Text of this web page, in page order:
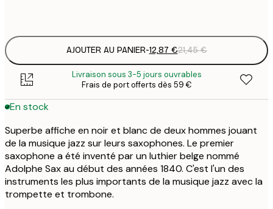
AJOUTER AU PANIER-12,87 €21,45 €
Livraison sous 3-5 jours ouvrables
Frais de port offerts dès 59 €
En stock
Superbe affiche en noir et blanc de deux hommes jouant
de la musique jazz sur leurs saxophones. Le premier
saxophone a été inventé par un luthier belge nommé
Adolphe Sax au début des années 1840. C'est l'un des
instruments les plus importants de la musique jazz avec la
trompette et trombone.